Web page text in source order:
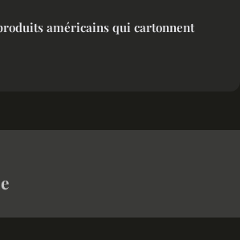
américains qui cartonnent